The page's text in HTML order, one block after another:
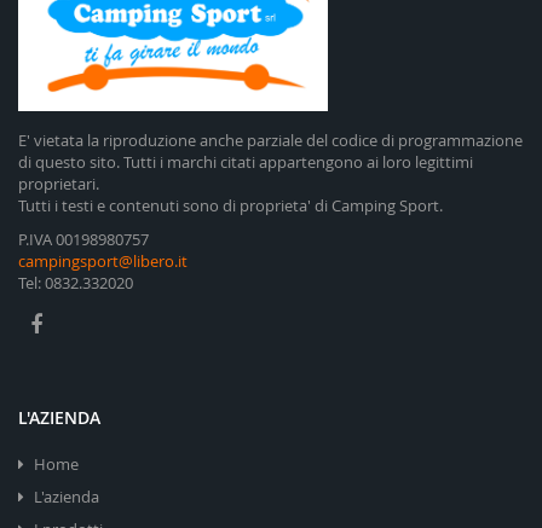
E' vietata la riproduzione anche parziale del codice di programmazione
di questo sito. Tutti i marchi citati appartengono ai loro legittimi
proprietari.
Tutti i testi e contenuti sono di proprieta' di Camping Sport.
P.IVA 00198980757
campingsport@libero.it
Tel: 0832.332020
L'AZIENDA
Home
L'azienda